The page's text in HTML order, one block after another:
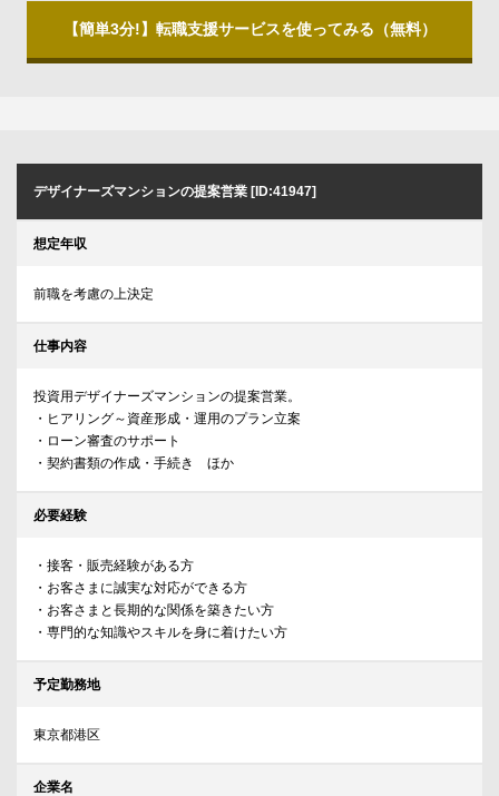
【簡単3分!】転職支援サービスを使ってみる（無料）
デザイナーズマンションの提案営業 [ID:41947]
想定年収
前職を考慮の上決定
仕事内容
投資用デザイナーズマンションの提案営業。
・ヒアリング～資産形成・運用のプラン立案
・ローン審査のサポート
・契約書類の作成・手続き ほか
必要経験
・接客・販売経験がある方
・お客さまに誠実な対応ができる方
・お客さまと長期的な関係を築きたい方
・専門的な知識やスキルを身に着けたい方
予定勤務地
東京都港区
企業名